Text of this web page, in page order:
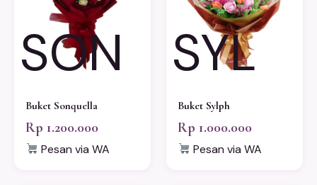
SON
Buket Sonquella
Rp 1.200.000
Pesan via WA
SYL
Buket Sylph
Rp 1.000.000
Pesan via WA